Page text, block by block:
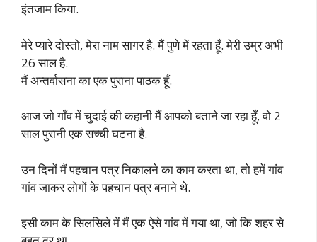
इंतजाम किया.
मेरे प्यारे दोस्तो, मेरा नाम सागर है. मैं पुणे में रहता हूँ. मेरी उम्र अभी
26 साल है.
मैं अन्तर्वासना का एक पुराना पाठक हूँ.
आज जो गाँव में चुदाई की कहानी मैं आपको बताने जा रहा हूँ, वो 2
साल पुरानी एक सच्ची घटना है.
उन दिनों मैं पहचान पत्र निकालने का काम करता था, तो हमें गांव
गांव जाकर लोगों के पहचान पत्र बनाने थे.
इसी काम के सिलसिले में मैं एक ऐसे गांव में गया था, जो कि शहर से